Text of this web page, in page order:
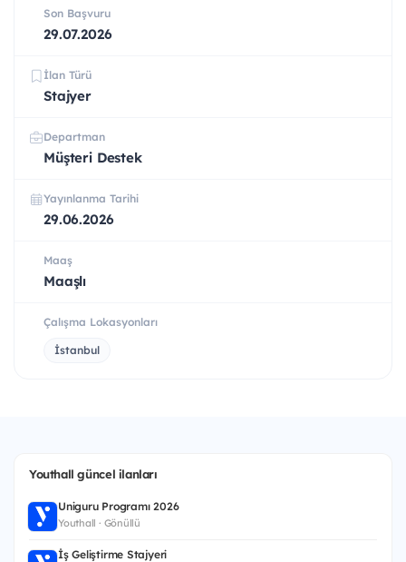
Son Başvuru
29.07.2026
İlan Türü
Stajyer
Departman
Müşteri Destek
Yayınlanma Tarihi
29.06.2026
Maaş
Maaşlı
Çalışma Lokasyonları
İstanbul
Youthall güncel ilanları
Uniguru Programı 2026
Youthall · Gönüllü
İş Geliştirme Stajyeri